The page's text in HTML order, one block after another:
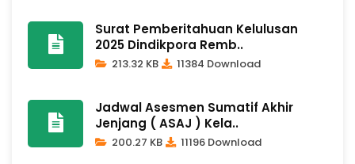
Surat Pemberitahuan Kelulusan
2025 Dindikpora Remb..
213.32 KB 11384 Download
Jadwal Asesmen Sumatif Akhir
Jenjang ( ASAJ ) Kela..
200.27 KB 11196 Download